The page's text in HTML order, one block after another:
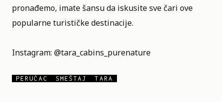
pronađemo, imate šansu da iskusite sve čari ove
popularne turističke destinacije.
Instagram: @tara_cabins_purenature
PERUĆAC SMEŠTAJ TARA